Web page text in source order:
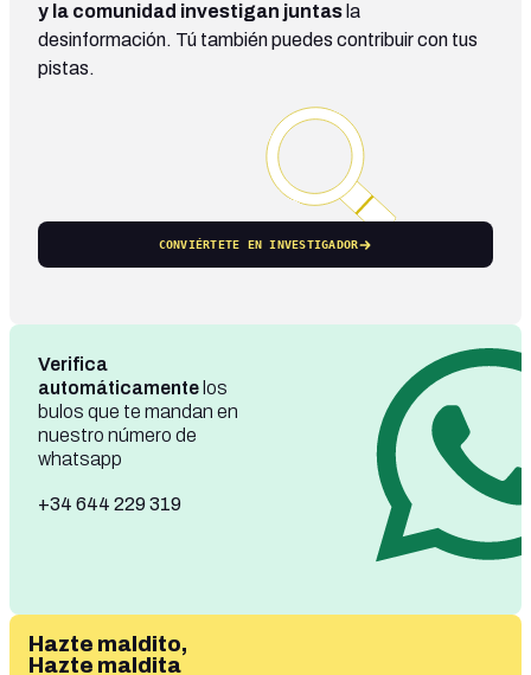
y la comunidad investigan juntas la
desinformación. Tú también puedes contribuir con tus
pistas.
CONVIÉRTETE EN INVESTIGADOR
Verifica
automáticamente los
bulos que te mandan en
nuestro número de
whatsapp
+34 644 229 319
Hazte maldito,
Hazte maldita